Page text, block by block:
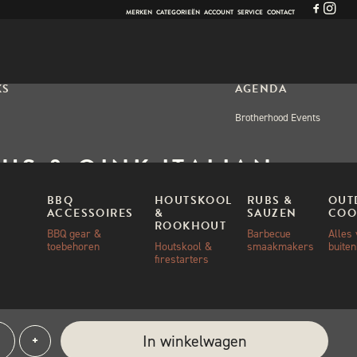
MERKEN CATEGORIEËN ACCOUNT SERVICE CONTACT
BBQ
ACCESSOIRES
BBQ gear &
toebehoren
HOUTSKOOL
&
ROOKHOUT
Houtskool &
firestarters
RUBS &
SAUZEN
Barbecue
smaakmakers
Alles
AGENDA
Brotherhood Events
& OINK ITALIAN
RUB – 220 GRAM
+ In winkelwagen